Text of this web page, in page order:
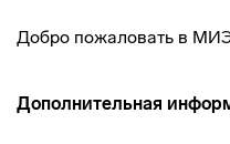
Добро пожаловать в
Дополнительная